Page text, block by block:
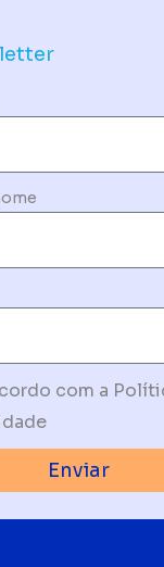
com a
Enviar